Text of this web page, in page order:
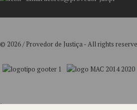
© 2026 / Provedor de Justiça - All rights